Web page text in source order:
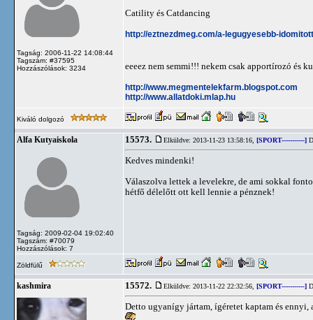
Tagság: 2006-11-22 14:08:44
Tagszám: #37595
Hozzászólások: 3234
Catility és Catdancing
http://eztnezdmeg.com/a-legugyesebb-
eeeez nem semmi!!! nekem csak apportírozó és
http://www.megmentelekfarm.blogspot.com
http://www.allatdoki.mlap.hu
Kiváló dolgozó
Alfa Kutyaiskola
Tagság: 2009-02-04 19:02:40
Tagszám: #70079
Hozzászólások: 7
15573. Elküldve: 2013-11-23 13:58:16, [SPORT-----------]
Kedves mindenki!
Válaszolva lettek a levelekre, de ami sokkal
hétfő délelőtt ott kell lennie a pénznek!
Zöldfülű
kashmira 15572. Elküldve: 2013-11-22 22:32:56, [SPORT-----------]
Detto ugyanígy jártam, ígéretet kaptam és ennyi,